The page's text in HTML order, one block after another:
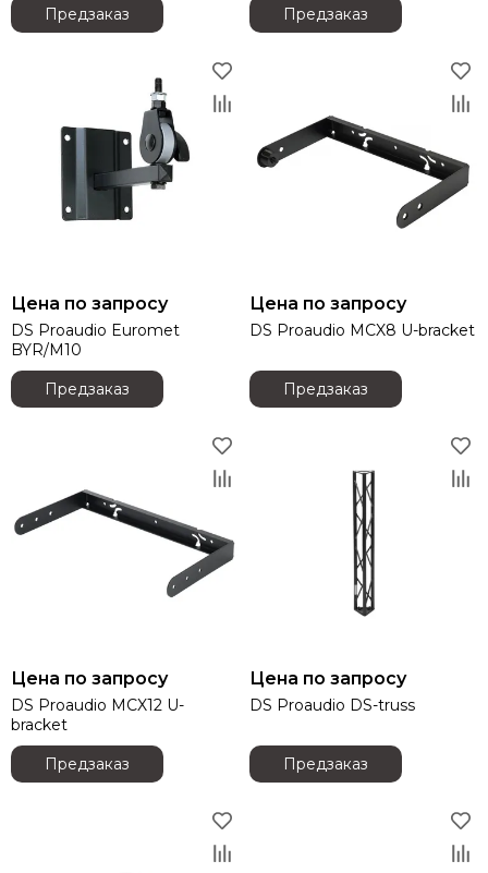
Audiorus
Behringer
Beyerdynamic
Bristage
Chamsys
Color Imagination
Coreat
Cordial
CRCBOX
Cree Led
DAS AUDIO
dB Technologies
DJ POWER
Dynacord
ECO
Eighteen Sound
Evolution
Предзаказ
Предзаказ
Цена по запросу
DS Proaudio Euromet
BYR/M10
Предзаказ
Цена по запросу
DS Proaudio MCX8 U-bracket
Предзаказ
Цена по запросу
DS Proaudio MCX12 U-
bracket
Предзаказ
Цена по запросу
DS Proaudio DS-truss
Предзаказ